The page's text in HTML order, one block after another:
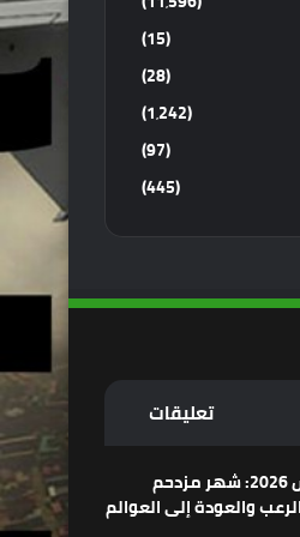
(15)
(28)
(1٬242)
(97)
(445)
تعليقات
ألعاب أغسطس 2026: شهر مزدحم
والعودة إلى العوالم